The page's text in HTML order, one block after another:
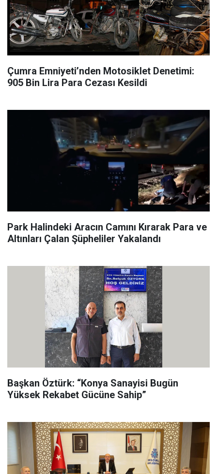
Çumra Emniyeti’nden Motosiklet Denetimi:
905 Bin Lira Para Cezası Kesildi
Park Halindeki Aracın Camını Kırarak Para ve
Altınları Çalan Şüpheliler Yakalandı
Başkan Öztürk: “Konya Sanayisi Bugün
Yüksek Rekabet Gücüne Sahip”